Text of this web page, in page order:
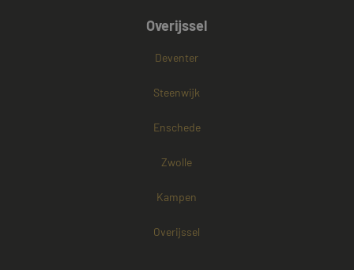
Overijssel
Deventer
Steenwijk
Enschede
Zwolle
Kampen
Overijssel